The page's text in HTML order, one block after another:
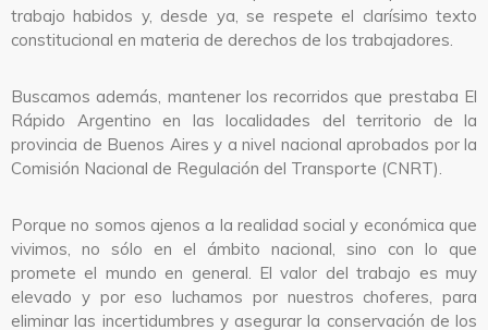
trabajo habidos y, desde ya, se respete el clarísimo texto
constitucional en materia de derechos de los trabajadores.
Buscamos además, mantener los recorridos que prestaba El
Rápido Argentino en las localidades del territorio de la
provincia de Buenos Aires y a nivel nacional aprobados por la
Comisión Nacional de Regulación del Transporte (CNRT).
Porque no somos ajenos a la realidad social y económica que
vivimos, no sólo en el ámbito nacional, sino con lo que
promete el mundo en general. El valor del trabajo es muy
elevado y por eso luchamos por nuestros choferes, para
eliminar las incertidumbres y asegurar la conservación de los